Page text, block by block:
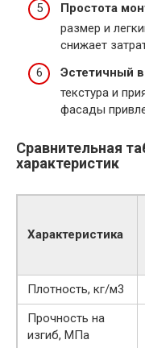
Простота
размер и
снижает
Эстетичный
текстура и
фасады
Сравнительная
характеристик
Характеристика
Плотность, кг/м3
Прочность на
изгиб, МПа